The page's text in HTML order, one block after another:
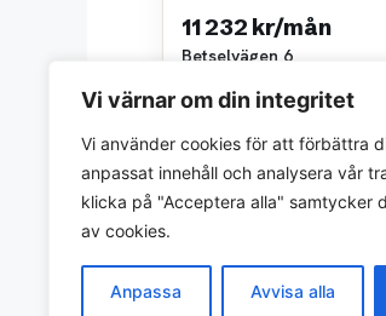
Vi värnar om din integritet
Vi använder cookies för att förbättra
anpassat innehåll och analysera vår
klicka på "Acceptera alla" samtycker
av cookies.
Anpassa Avvisa alla
11 232 kr/mån
Betselvägen 6
Bostads AB Poseidon